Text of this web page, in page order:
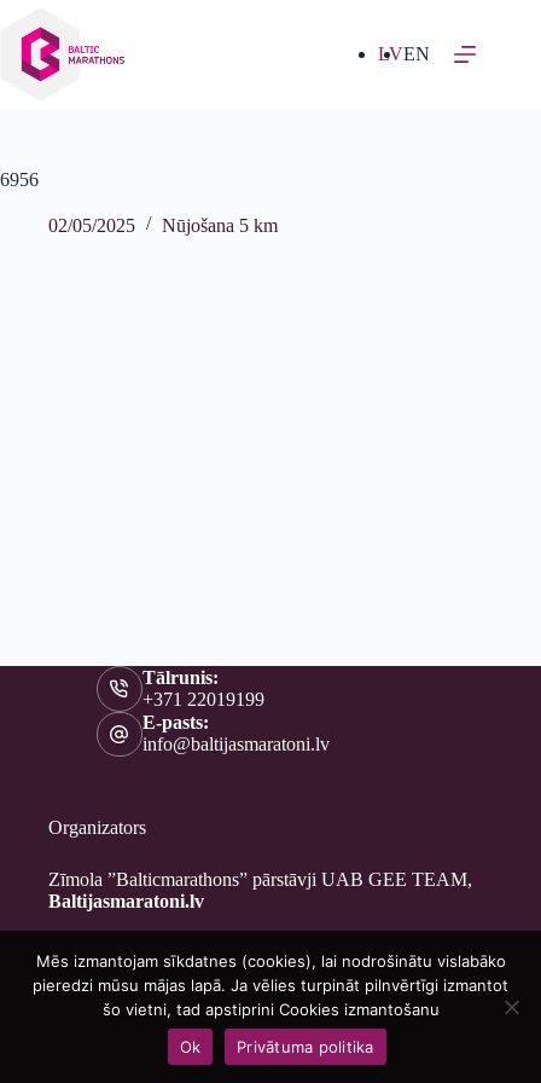
saturu
LVEN
6956
02/05/2025 Nūjošana 5 km
Tālrunis:
+371 22019199
E-pasts:
info@baltijasmaratoni.lv
Organizators
Zīmola ”Balticmarathons” pārstāvji UAB GEE TEAM,
Baltijasmaratoni.lv
Kontakti
Par mums
Brīvprātīgajiem
Privātuma politika
Copyright © 2026 - Baltijasmaratoni.lv
Mēs izmantojam sīkdatnes (cookies), lai nodrošinātu vislabāko
pieredzi mūsu mājas lapā. Ja vēlies turpināt pilnvērtīgi izmantot
šo vietni, tad apstiprini Cookies izmantošanu
Ok
Privātuma politika